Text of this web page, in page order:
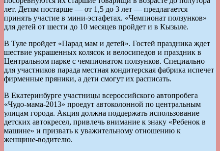
лет. Детям постарше — от 1,5 до 3 лет — предлагается
принять участие в мини-эстафетах. «Чемпионат ползунков»
для детей от шести до 10 месяцев пройдет и в Кызыле.
В Туле пройдет «Парад мам и детей». Гостей праздника ждет
шествие украшенных колясок и велосипедов и праздник в
Центральном парке с чемпионатом ползунков. Специально
для участников парада местная кондитерская фабрика испечет
фирменные пряники, а дети смогут их расписать.
В Екатеринбурге участницы всероссийского автопробега
«Чудо-мама-2013» проедут автоколонной по центральным
улицам города. Акция должна поддержать использование
детских автокресел, привлечь внимание к знаку «Ребенок в
машине» и призвать к уважительному отношению к
женщине-водителю.